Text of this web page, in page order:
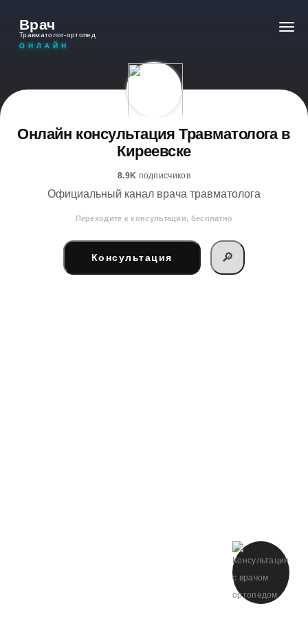
Врач
Травматолог-ортопед
ОНЛАЙН
Онлайн консультация Травматолога в
Киреевске
8.9K подписчиков
Официальный канал врача травматолога
Переходите к консультации, бесплатно
Консультация 🔎